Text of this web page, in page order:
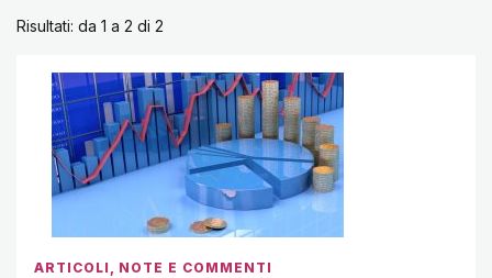
Risultati: da 1 a 2 di 2
ARTICOLI , NOTE E COMMENTI